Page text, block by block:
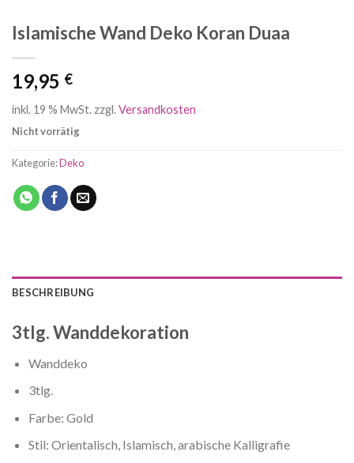
Islamische Wand Deko Koran Duaa
19,95 €
inkl. 19 % MwSt. zzgl.Versandkosten
Nicht vorrätig
Kategorie:Deko
BESCHREIBUNG
3tlg. Wanddekoration
Wanddeko
3tlg.
Farbe: Gold
Stil: Orientalisch, Islamisch, arabische Kalligrafie